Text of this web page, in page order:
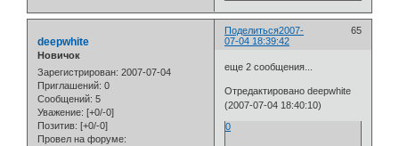
Поделиться 65
2007-
07-04 18:39:42
deepwhite
Новичок
Зарегистрирован: 2007-07-04
Приглашений: 0
Сообщений: 5
Уважение: [+0/-0]
Позитив: [+0/-0]
Провел на форуме:
еще 2 сообщения...
Отредактировано deepwhite
(2007-07-04 18:40:10)
0